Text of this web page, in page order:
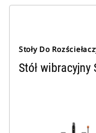
Stoły Do
Stół wibracyjny